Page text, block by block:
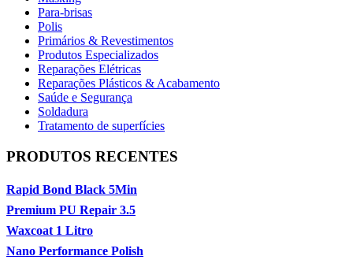
Para-brisas
Polis
Primários & Revestimentos
Produtos Especializados
Reparações Elétricas
Reparações Plásticos & Acabamento
Saúde e Segurança
Soldadura
Tratamento de superfícies
PRODUTOS RECENTES
Rapid Bond Black 5Min
Premium PU Repair 3.5
Waxcoat 1 Litro
Nano Performance Polish